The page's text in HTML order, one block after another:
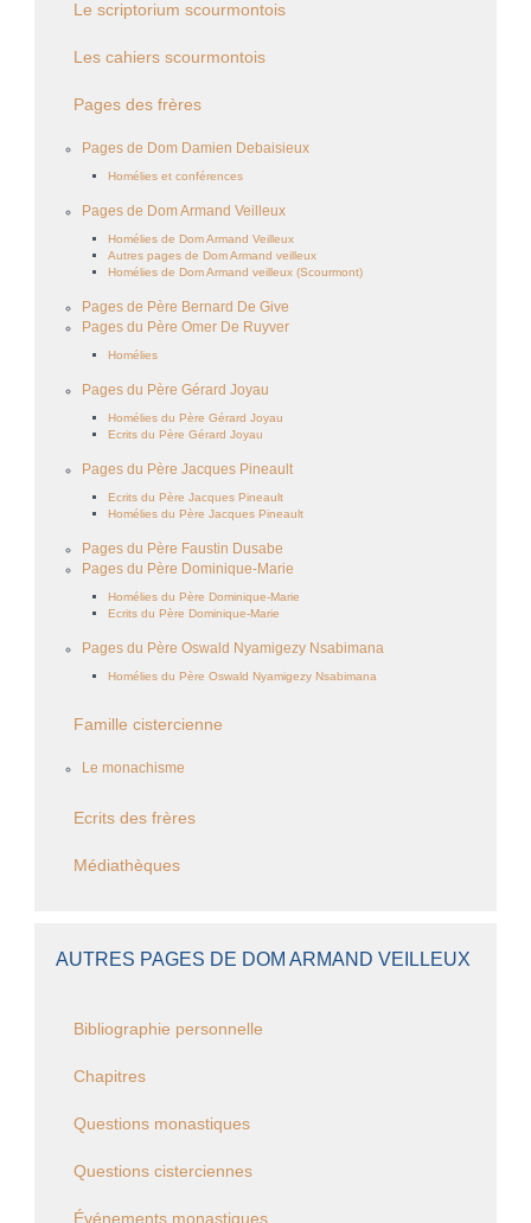
Le scriptorium scourmontois
Les cahiers scourmontois
Pages des frères
Pages de Dom Damien Debaisieux
Homélies et conférences
Pages de Dom Armand Veilleux
Homélies de Dom Armand Veilleux
Autres pages de Dom Armand veilleux
Homélies de Dom Armand veilleux (Scourmont)
Pages de Père Bernard De Give
Pages du Père Omer De Ruyver
Homélies
Pages du Père Gérard Joyau
Homélies du Père Gérard Joyau
Ecrits du Père Gérard Joyau
Pages du Père Jacques Pineault
Ecrits du Père Jacques Pineault
Homélies du Père Jacques Pineault
Pages du Père Faustin Dusabe
Pages du Père Dominique-Marie
Homélies du Père Dominique-Marie
Ecrits du Père Dominique-Marie
Pages du Père Oswald Nyamigezy Nsabimana
Homélies du Père Oswald Nyamigezy Nsabimana
Famille cistercienne
Le monachisme
Ecrits des frères
Médiathèques
AUTRES PAGES DE DOM ARMAND VEILLEUX
Bibliographie personnelle
Chapitres
Questions monastiques
Questions cisterciennes
Événements monastiques